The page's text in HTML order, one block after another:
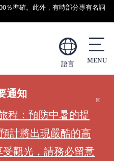
％準確。此外，有時部分專有名詞
語言
通知
程：預防中暑的提
計將出現嚴酷的高
觀光，請務必留意